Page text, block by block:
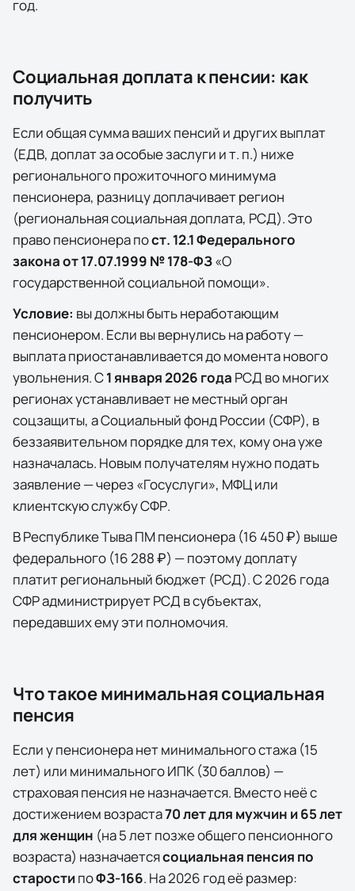
год.
Социальная доплата к пенсии: как
получить
Если общая сумма ваших пенсий и других выплат
(ЕДВ, доплат за особые заслуги и т. п.) ниже
регионального прожиточного минимума
пенсионера, разницу доплачиваетрегион
(региональная социальная доплата, РСД). Это
право пенсионера пост. 12.1 Федерального
закона от 17.07.1999 № 178-ФЗ«О
государственной социальной помощи».
Условие: вы должны быть неработающим
пенсионером. Если вы вернулись на работу —
выплата приостанавливается до момента нового
увольнения. С1 января 2026 года РСД во многих
регионах устанавливает не местный орган
соцзащиты, а Социальный фонд России (СФР), в
беззаявительном порядке для тех, кому она уже
назначалась. Новым получателям нужно подать
заявление — через «Госуслуги», МФЦ или
клиентскую службу СФР.
ВРеспублике ТываПМ пенсионера (16 450 ₽) выше
федерального (16 288 ₽) — поэтому доплату
платит региональный бюджет (РСД). С 2026 года
СФР администрирует РСД в субъектах,
передавших ему эти полномочия.
Что такое минимальная социальная
пенсия
Если у пенсионера нет минимального стажа (15
лет) или минимального ИПК (30 баллов) —
страховая пенсия не назначается. Вместо неё с
достижением возраста70 лет для мужчин и 65 лет
для женщин (на 5 лет позже общего пенсионного
возраста) назначаетсясоциальная пенсия по
старостипоФЗ-166. На2026 год её размер: